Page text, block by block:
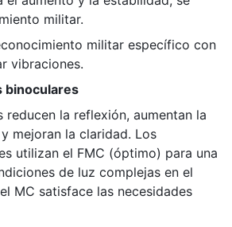
militar.
militar específico con
vibraciones.
binoculares
reducen la reflexión, aumentan la
mejoran la claridad. Los
utilizan el FMC (óptimo) para una
de luz complejas en el
MC satisface las necesidades